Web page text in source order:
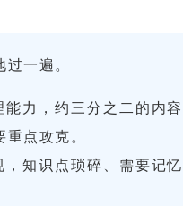
一遍。
力，约三分之二的内容
点攻克。
，知识点琐碎、需要记忆